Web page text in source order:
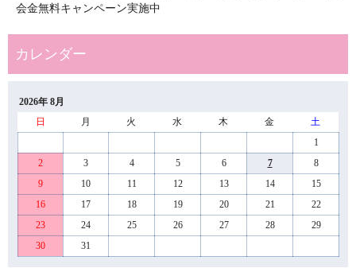
会金無料キャンペーン実施中
2026年 8月
日
月 火 水 木 金
土
1
2
3 4 5 6 7
8
9
10 11 12 13 14
15
16
17 18 19 20 21
22
23
24 25 26 27 28
29
30
31